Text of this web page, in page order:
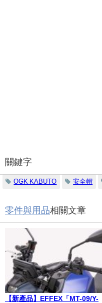
關鍵字
OGK KABUTO 安全帽
零件與用品相關文章
【新產品】EFFEX「MT-09/Y-